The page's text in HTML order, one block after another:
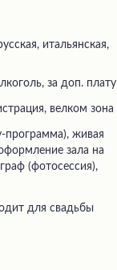
итальянская,
за доп. плату
велком зона
зала на
(фотосессия),
для свадьбы